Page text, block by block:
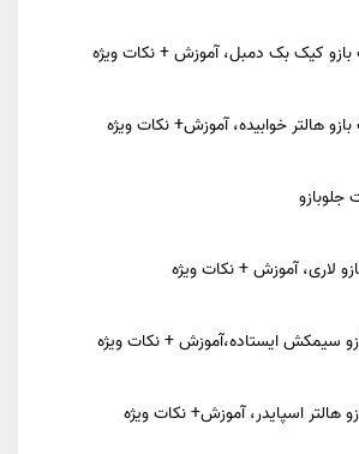
بک دمبل، آموزش + نکات ویژه
خوابیده، آموزش+ نکات ویژه
آموزش + نکات ویژه
ایستاده،آموزش + نکات ویژه
اسپایدر، آموزش+ نکات ویژه